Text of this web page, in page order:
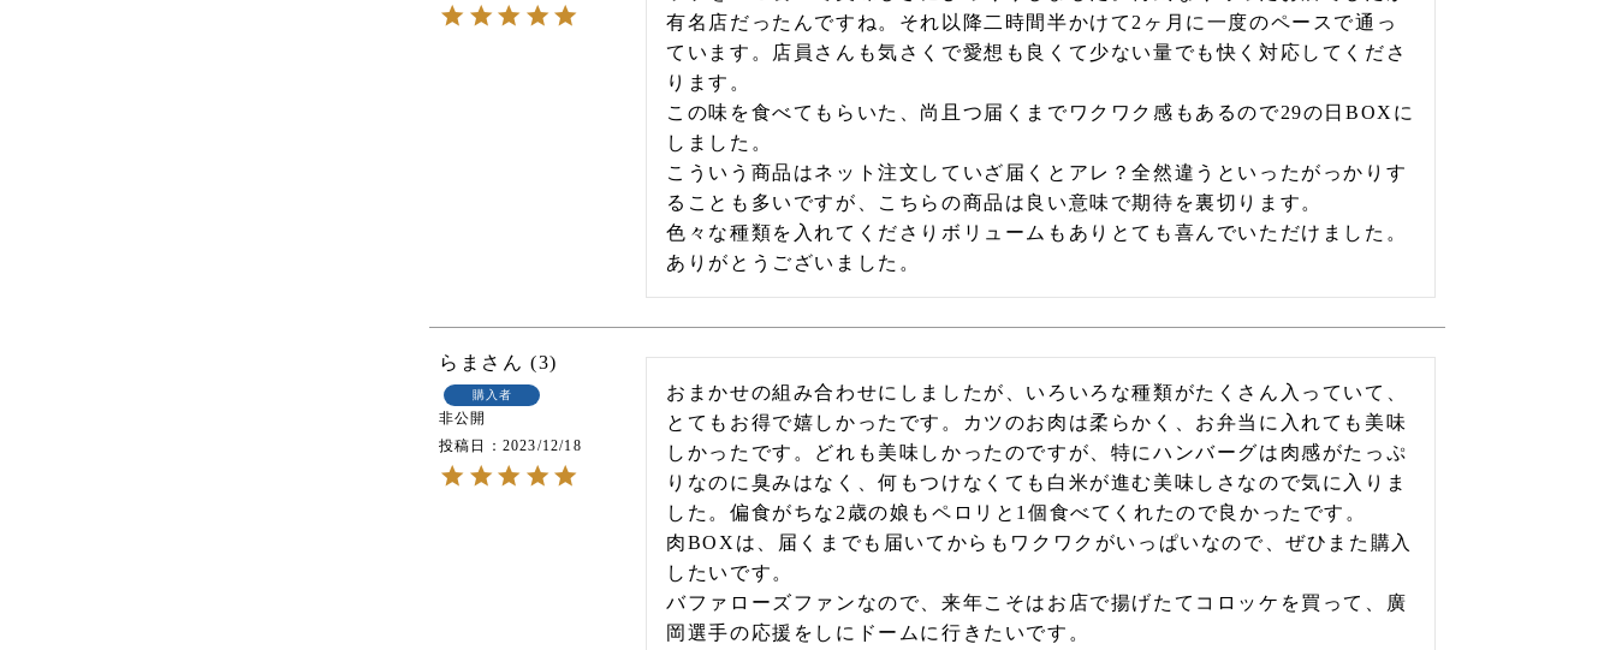
有名店だったんですね。それ以降二時間半かけて2ヶ月に一度のペースで通っ
ています。店員さんも気さくで愛想も良くて少ない量でも快く対応してくださ
ります。
この味を食べてもらいた、尚且つ届くまでワクワク感もあるので29の日BOXに
しました。
こういう商品はネット注文していざ届くとアレ？全然違うといったがっかりす
ることも多いですが、こちらの商品は良い意味で期待を裏切ります。
色々な種類を入れてくださりボリュームもありとても喜んでいただけました。
ありがとうございました。
らま 3
購入者
非公開
投稿日
2023/12/18
おまかせの組み合わせにしましたが、いろいろな種類がたくさん入っていて、
とてもお得で嬉しかったです。カツのお肉は柔らかく、お弁当に入れても美味
しかったです。どれも美味しかったのですが、特にハンバーグは肉感がたっぷ
りなのに臭みはなく、何もつけなくても白米が進む美味しさなので気に入りま
した。偏食がちな2歳の娘もペロリと1個食べてくれたので良かったです。
肉BOXは、届くまでも届いてからもワクワクがいっぱいなので、ぜひまた購入
したいです。
バファローズファンなので、来年こそはお店で揚げたてコロッケを買って、廣
岡選手の応援をしにドームに行きたいです。